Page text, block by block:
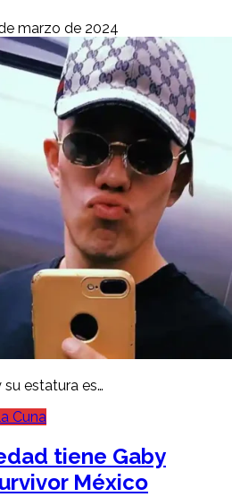
marzo de 2024
estatura es…
Cuna
tiene Gaby
México